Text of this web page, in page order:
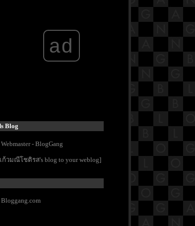
23.10 พระสูตรหลักถัดไป คืออังคุลิมา
23.9 พระสูตรหลักถัดไป คืออังคุลิมาล
สูตร [พระสูตรที่ 36]
สูตร [พระสูตรที่ 36]
สูตร [พระสูตรที่ 36]
23.4 พระสูตรหลักถัดไป คืออังคุลิมาล
23.3 พระสูตรหลักถัดไป คืออังคุลิมาล
สูตร [พระสูตรที่ 36]
23.2 พระสูตรหลักถัดไป คืออังคุลิมาล
ad
Blog
Webmaster - BlogGang
ก้วมณีโชติรส's blog to your weblog]
Bloggang.com